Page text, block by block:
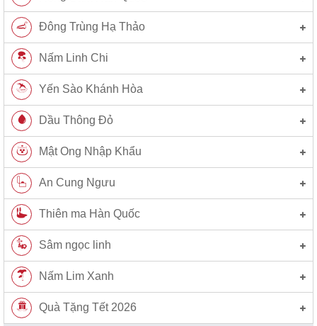
Đông Trùng Hạ Thảo
Nấm Linh Chi
Yến Sào Khánh Hòa
Dầu Thông Đỏ
Mật Ong Nhập Khẩu
An Cung Ngưu
Thiên ma Hàn Quốc
Sâm ngọc linh
Nấm Lim Xanh
Quà Tặng Tết 2026